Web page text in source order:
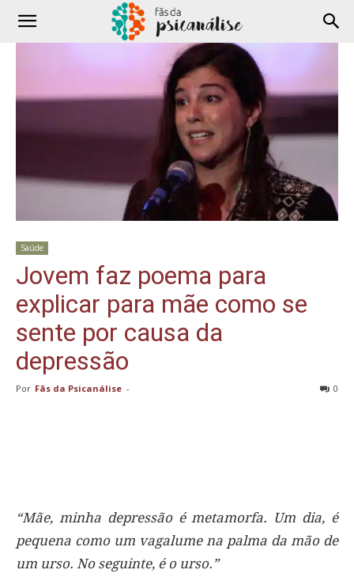
Saúde
Jovem faz poema para
explicar para mãe como se
sente por causa da
depressão
Por Fãs da Psicanálise - 0
“Mãe, minha depressão é metamorfa. Um dia, é
pequena como um vagalume na palma da mão de
um urso. No seguinte, é o urso.”